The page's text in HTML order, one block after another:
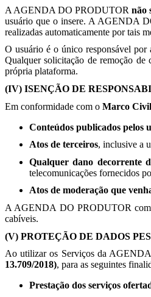
A AGENDA DO PRODUTORnão
usuário que o insere. A AGENDA
realizadas automaticamente por tais
O usuário é o único responsável por
Qualquer solicitação de remoção
própria plataforma.
(IV) ISENÇÃO DE
Em conformidade com o Marco
Conteúdos publicados pelos
Atos de terceiros, inclusive a
Qualquer dano decorrente
telecomunicações fornecidos
Atos de moderação que
A AGENDA DO PRODUTOR
cabíveis.
(V) PROTEÇÃO DE DADOS
Ao utilizar os Serviços da
13.709/2018), para as seguintes
Prestação dos serviços